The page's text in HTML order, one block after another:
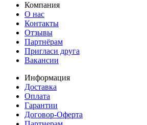
Компания
О нас
Контакты
Отзывы
Партнёрам
Пригласи друга
Вакансии
Информация
Доставка
Оплата
Гарантии
Договор-Оферта